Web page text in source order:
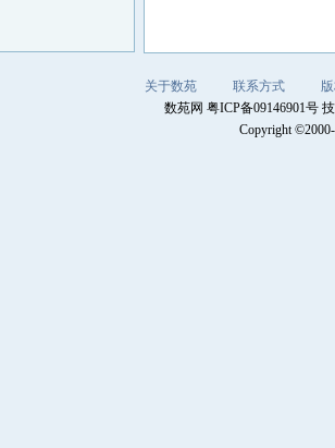
关于数苑 联系方式
数苑网 粤ICP备09146901号
Copyright